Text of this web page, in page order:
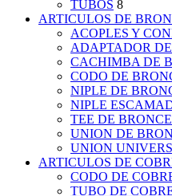
TUBOS 8
ARTICULOS DE
ACOPLES Y
ADAPTADOR
CACHIMBA DE
CODO DE
NIPLE DE
NIPLE
TEE DE BRONCE
UNION DE
UNION
ARTICULOS DE
CODO DE
TUBO DE